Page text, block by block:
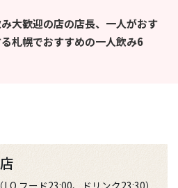
大歓迎の店の店長、一人がおす
札幌でおすすめの一人飲み6
LO フード23:00、ドリンク23:30）